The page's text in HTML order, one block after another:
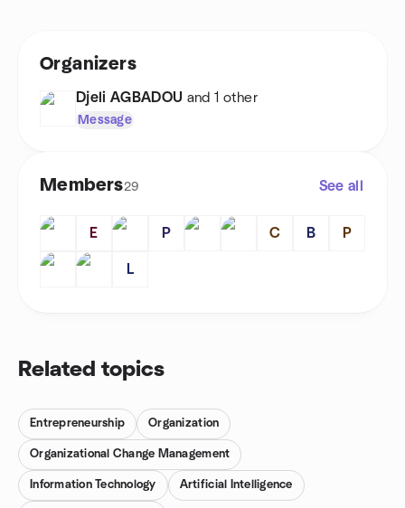
Organizers
Djeli AGBADOU and 1 other
Message
Members29 See all
E P C B P
L
Related topics
Entrepreneurship Organization
Organizational Change Management
Information Technology Artificial Intelligence